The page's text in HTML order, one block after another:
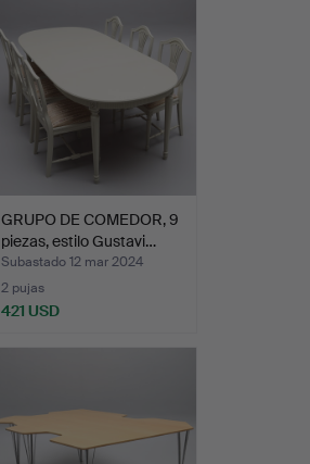
GRUPO DE COMEDOR, 9
piezas, estilo Gustavi…
Subastado 12 mar 2024
2 pujas
421 USD